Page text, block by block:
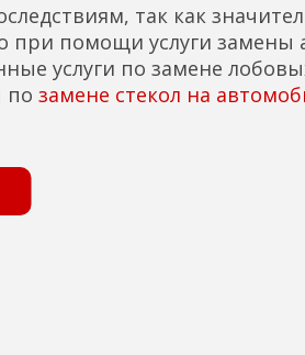
так как
помощи услуги замены
услуги по замене
по замене стекол на